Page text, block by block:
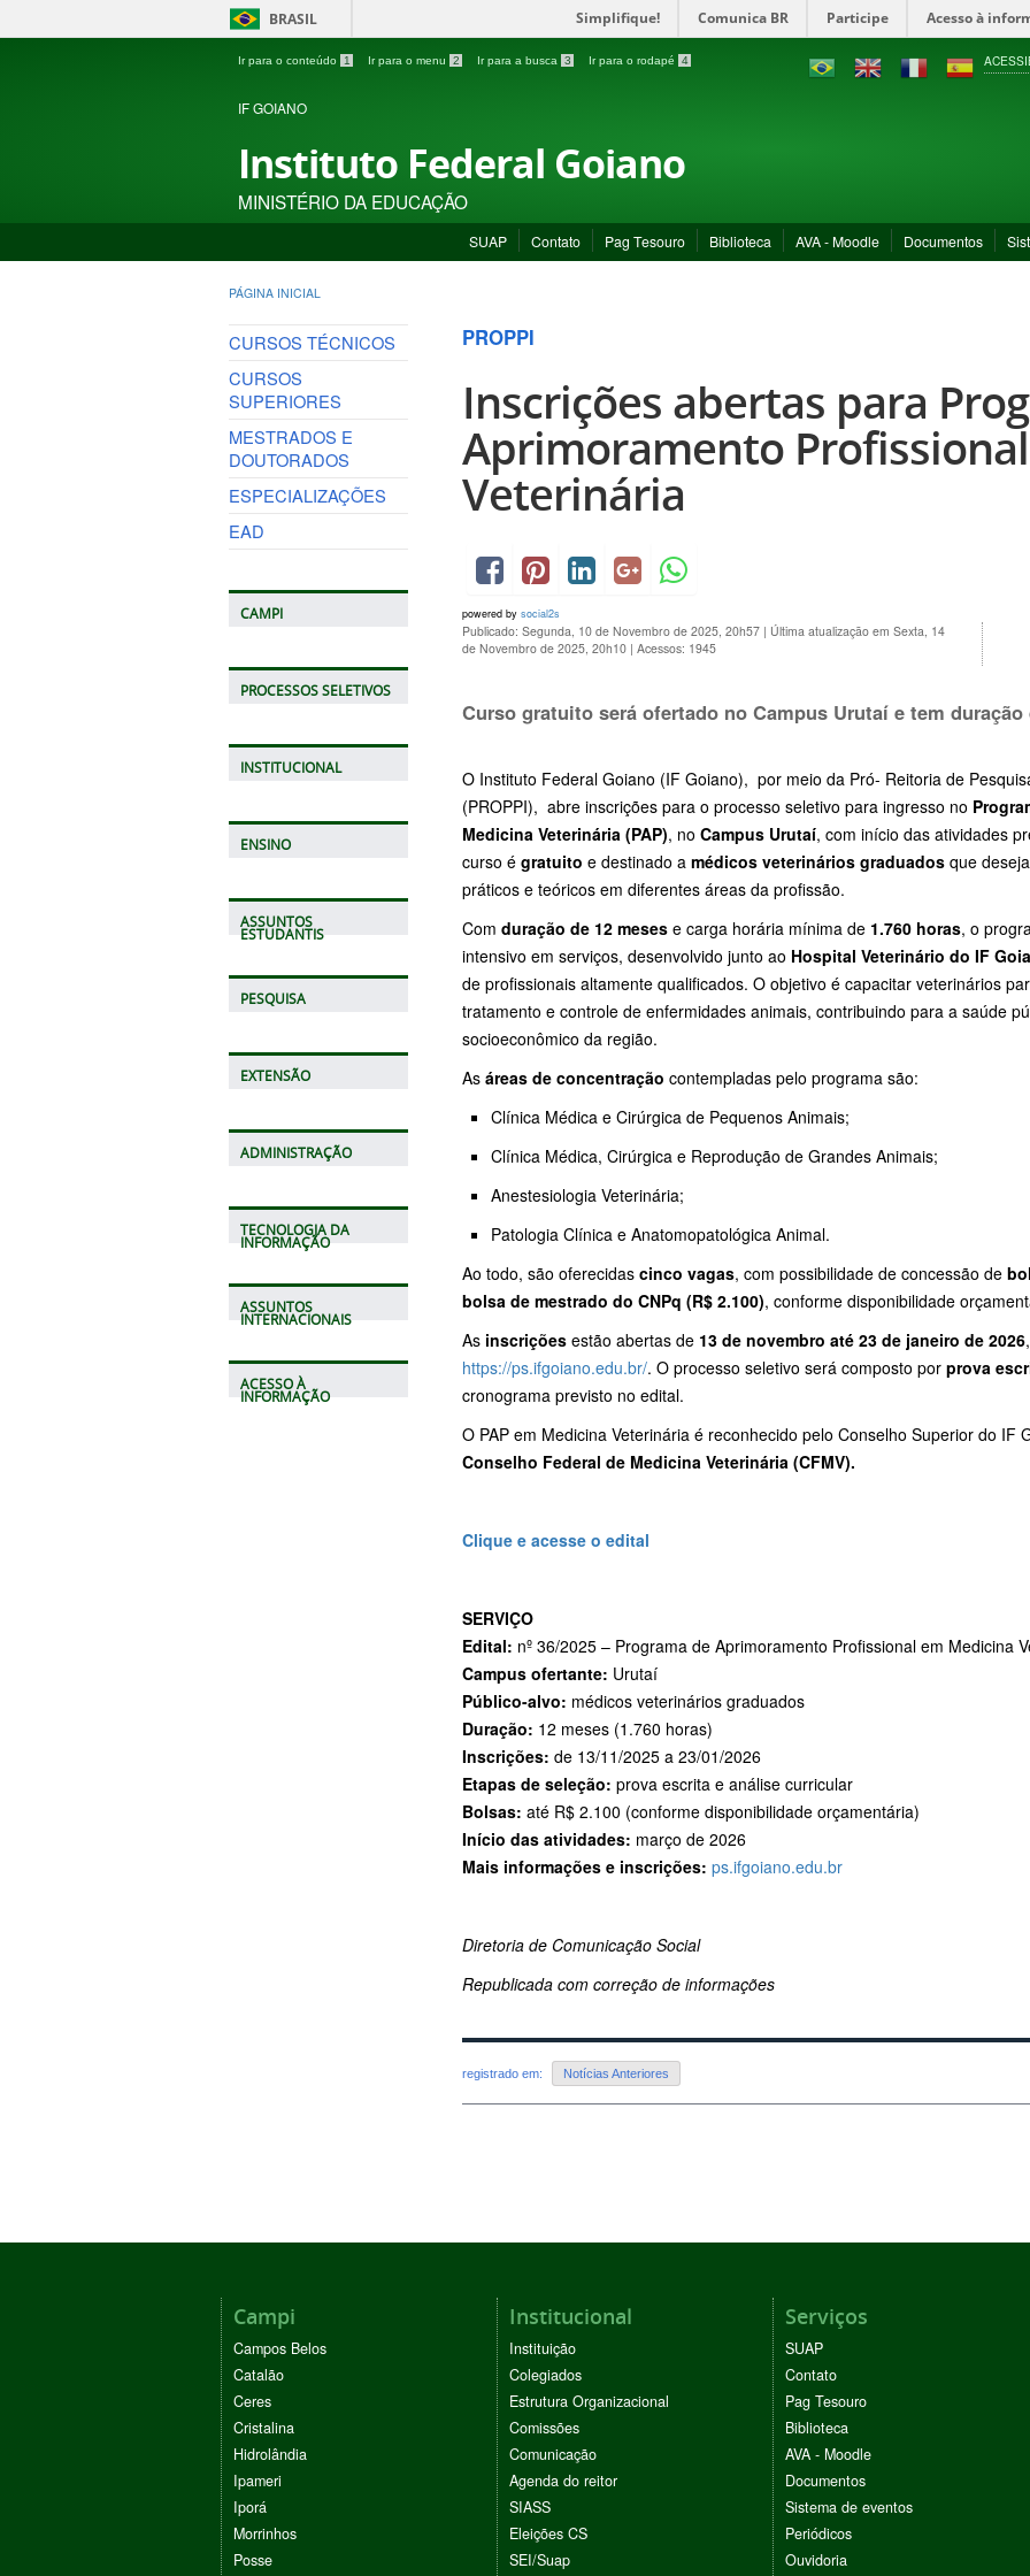
BRASIL Simplifique! Comunica BR Participe Acesso à
Ir para o conteúdo 1 Ir para o menu 2 Ir para a busca 3 Ir para o rodapé 4
IF GOIANO
Instituto Federal Goiano
MINISTÉRIO DA EDUCAÇÃO
SUAP Contato Pag Tesouro Biblioteca AVA - Moodle Documentos
PÁGINA INICIAL
CURSOS TÉCNICOS
CURSOS
SUPERIORES
MESTRADOS E
DOUTORADOS
ESPECIALIZAÇÕES
EAD
CAMPI
PROCESSOS SELETIVOS
INSTITUCIONAL
ENSINO
ASSUNTOS
ESTUDANTIS
PESQUISA
EXTENSÃO
ADMINISTRAÇÃO
TECNOLOGIA DA
INFORMAÇÃO
ASSUNTOS
INTERNACIONAIS
ACESSO À
INFORMAÇÃO
PROPPI
Inscrições abertas para
Aprimoramento
Veterinária
powered by social2s
Publicado: Segunda, 10 de Novembro de 2025, 20h57 | Última atualização em Sexta, 14
de Novembro de 2025, 20h10 | Acessos: 1945
Curso gratuito será ofertado no Campus Urutaí e tem duração
O Instituto Federal Goiano (IF Goiano), por meio da Pró- Reitoria de
(PROPPI), abre inscrições para o processo seletivo para ingresso no
Medicina Veterinária (PAP), no Campus Urutaí, com início das atividades
curso é gratuito e destinado a médicos veterinários graduados que
práticos e teóricos em diferentes áreas da profissão.
Com duração de 12 meses e carga horária mínima de 1.760 horas, o
intensivo em serviços, desenvolvido junto ao Hospital Veterinário do IF
de profissionais altamente qualificados. O objetivo é capacitar veterinários
tratamento e controle de enfermidades animais, contribuindo para a saúde
socioeconômico da região.
As áreas de concentração contempladas pelo programa são:
Clínica Médica e Cirúrgica de Pequenos Animais;
Clínica Médica, Cirúrgica e Reprodução de Grandes Animais;
Anestesiologia Veterinária;
Patologia Clínica e Anatomopatológica Animal.
Ao todo, são oferecidas cinco vagas, com possibilidade de concessão de
bolsa de mestrado do CNPq (R$ 2.100), conforme disponibilidade
As inscrições estão abertas de 13 de novembro até 23 de janeiro de 2026
https://ps.ifgoiano.edu.br/. O processo seletivo será composto por prova
cronograma previsto no edital.
O PAP em Medicina Veterinária é reconhecido pelo Conselho Superior do IF
Conselho Federal de Medicina Veterinária (CFMV).
Clique e acesse o edital
SERVIÇO
Edital: nº 36/2025 – Programa de Aprimoramento Profissional em Medicina
Campus ofertante: Urutaí
Público-alvo: médicos veterinários graduados
Duração: 12 meses (1.760 horas)
Inscrições: de 13/11/2025 a 23/01/2026
Etapas de seleção: prova escrita e análise curricular
Bolsas: até R$ 2.100 (conforme disponibilidade orçamentária)
Início das atividades: março de 2026
Mais informações e inscrições: ps.ifgoiano.edu.br
Diretoria de Comunicação Social
Republicada com correção de informações
registrado em: Notícias Anteriores
Campi
Campos Belos
Catalão
Ceres
Cristalina
Hidrolândia
Ipameri
Iporá
Morrinhos
Posse
Institucional
Instituição
Colegiados
Estrutura Organizacional
Comissões
Comunicação
Agenda do reitor
SIASS
Eleições CS
SEI/Suap
Serviços
SUAP
Contato
Pag Tesouro
Biblioteca
AVA - Moodle
Documentos
Sistema de eventos
Periódicos
Ouvidoria